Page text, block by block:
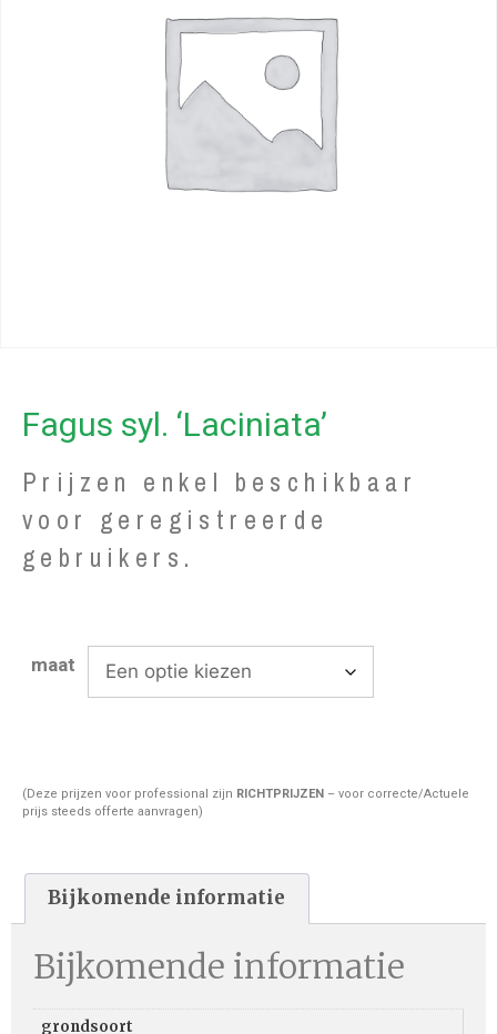
Fagus syl. ‘Laciniata’
Prijzen enkel beschikbaar
voor geregistreerde
gebruikers.
maat
(Deze prijzen voor professional zijn RICHTPRIJZEN – voor correcte/Actuele
prijs steeds offerte aanvragen)
Bijkomende informatie
Bijkomende informatie
grondsoort